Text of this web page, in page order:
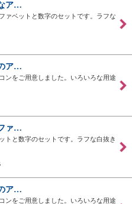
ア…
ァベットと数字のセットです。ラフな
ア…
ンをご用意しました。いろいろな用途
ァ…
トと数字のセットです。ラフな白抜き
ア…
ンをご用意しました。いろいろな用途